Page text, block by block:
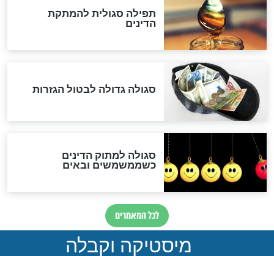
אחרית הימים
האם אפשר לחשב את הקץ?
מה יהיה בימות המשיח?
"לפני הגאולה תהיה אפיקורסות